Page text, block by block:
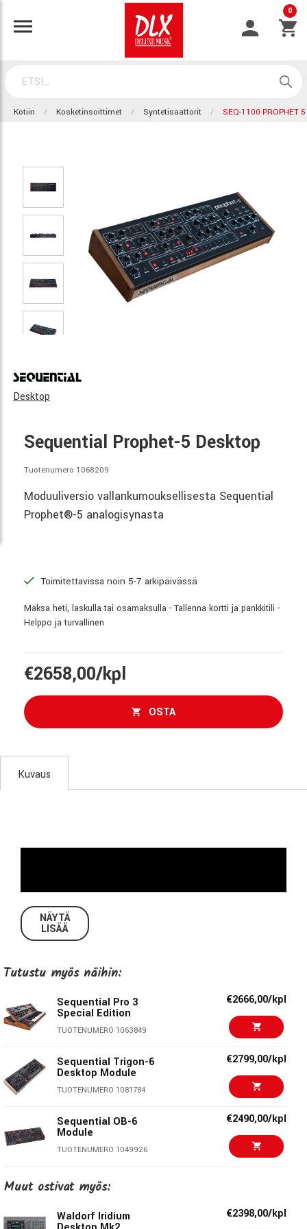
0
Kotiin Kosketinsoittimet Syntetisaattorit SEQ-1100 PROPHET
Desktop
Sequential Prophet-5 Desktop
Tuotenumero 1068209
Moduuliversio vallankumouksellisesta Sequential
Prophet®-5 analogisynasta
Toimitettavissa noin 5-7 arkipäivässä
Maksa heti, laskulla tai osamaksulla - Tallenna kortti ja pankkitili -
Helppo ja turvallinen
€2658,00/kpl
OSTA
Kuvaus
NÄYTÄ
LISÄÄ
Tutustu myös näihin:
Sequential Pro 3
Special Edition
TUOTENUMERO 1063849
€2666,00/kpl
Sequential Trigon-6
Desktop Module
TUOTENUMERO 1081784
€2799,00/kpl
Sequential OB-6
Module
TUOTENUMERO 1049926
€2490,00/kpl
Sequential Prophet
REV2 8-Voice
TUOTENUMERO 1051636
Muut ostivat myös:
Waldorf Iridium €2398,00/kpl